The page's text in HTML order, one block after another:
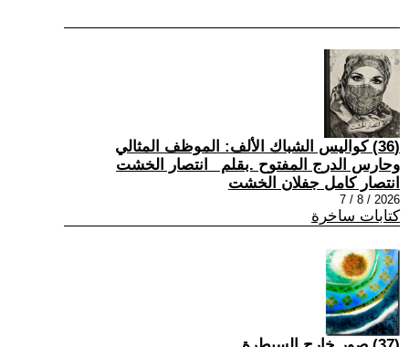
(36) كواليس الشباك الألف: الموظف المثالي
وحارس الدرج المفتوح .بقلم _انتصار الخشت
انتصار كامل جفلان الخشت
2026 / 8 / 7
كتابات ساخرة